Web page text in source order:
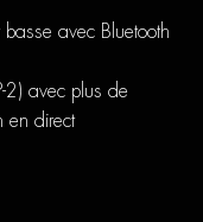
avec Bluetooth
2) avec plus de
en direct